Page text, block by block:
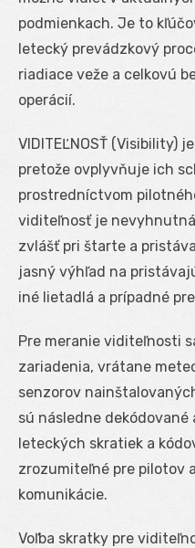
podmienkach. Je to
letecký prevádzkový
riadiace veže a celkovú
operácií.
VIDITEĽNOSŤ (Visibility)
pretože ovplyvňuje ich
prostredníctvom
viditeľnosť je
zvlášť pri štarte a
jasný výhľad na
iné lietadlá a prípadné
Pre meranie viditeľnosti
zariadenia, vrátane
senzorov
sú následne dekódované
leteckých skratiek a
zrozumiteľné pre pilotov
komunikácie.
Voľba skratky pre